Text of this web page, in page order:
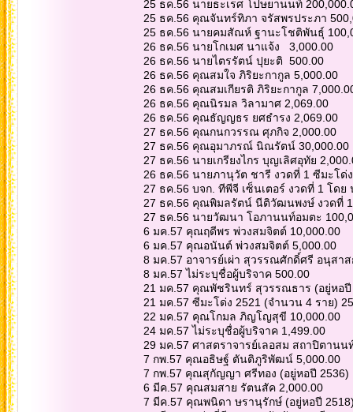
25 ธค.56 นายธะเรศ โปษยานนท์
25 ธค.56 คุณจันทร์ทิภา จรัสพรประภา
25 ธค.56 นายคมสัณห์ ฐานะโชติพันธุ์
26 ธค.56 นายโกเมศ นาแจ้ง 3,000.00
26 ธค.56 นายไตรรัตน์ ปุยะติ 500.00
26 ธค.56 คุณสมใจ ภิริยะกากูล 5,000.00
26 ธค.56 คุณสมเกียรติ ภิริยะกากูล
26 ธค.56 คุณนิรมล วิลามาศ 2,069.00
26 ธค.56 คุณธัญญธร ยศธำรง 2,069.00
27 ธค.56 คุณกนกวรรณ ศุภกิจ 2,000.00
27 ธค.56 คุณอุมาภรณ์ นิณรัตน์ 30,000.00
27 ธค.56 นายเกรียงไกร บุญเลิศอุทัย
26 ธค.56 นายภานุวัต ชารี งวดที่ 1 ซีมะโด่
27 ธค.56 บจก. ทีพีจี เซ็นเตอร์ งวดที่ 1 โด
27 ธค.56 คุณพิมลรัตน์ นีติวัฒนพงษ์ งวดที่
27 ธค.56 นายวัฒนา โอภานนท์อมตะ
6 มค.57 คุณฤดีพร พ่วงสมจิตต์ 10,000.00
6 มค.57 คุณอนันต์ พ่วงสมจิตต์ 5,000.00
8 มค.57 อาจารย์เผ่า สุวรรณศักดิ์ศรี อนุสา
8 มค.57 ไม่ระบุชื่อผู้บริจาค 500.00
21 มค.57 คุณพัชรินทร์ สุวรรณธาร (อยู่หอปี
21 มค.57 ซีมะโด่ง 2521 (จำนวน 4 ราย)
22 มค.57 คุณโกมล ภิญโญสุขี 10,000.00
24 มค.57 ไม่ระบุชื่อผู้บริจาค 1,499.00
29 มค.57 ศาสตราจารย์เลอสม สถาปิตานน
7 กพ.57 คุณอธิษฐ์ ตันติภูริพัฒน์ 5,000.00
7 กพ.57 คุณสุกัญญา ศรีทอง (อยู่หอปี 2536)
6 มีค.57 คุณสมสาย รัตนสัค 2,000.00
7 มีค.57 คุณพนิดา ษรานุรักษ์ (อยู่หอปี